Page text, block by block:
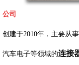
公司
创建于2010年，主要从
汽车电子等领域的连接